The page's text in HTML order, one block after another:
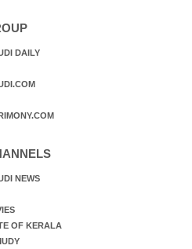
DAILY
NEWS
OF KERALA